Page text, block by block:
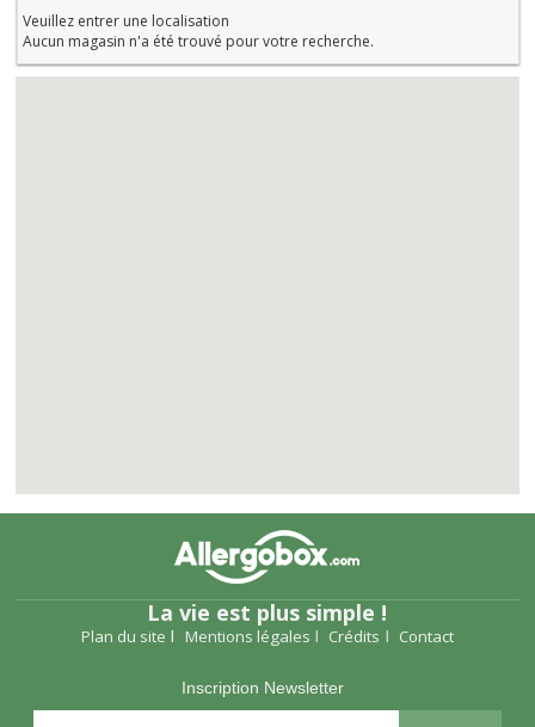
Veuillez entrer une localisation
Aucun magasin n'a été trouvé pour votre recherche.
La vie est plus simple !
Plan du site Mentions légales Crédits Contact
Inscription Newsletter